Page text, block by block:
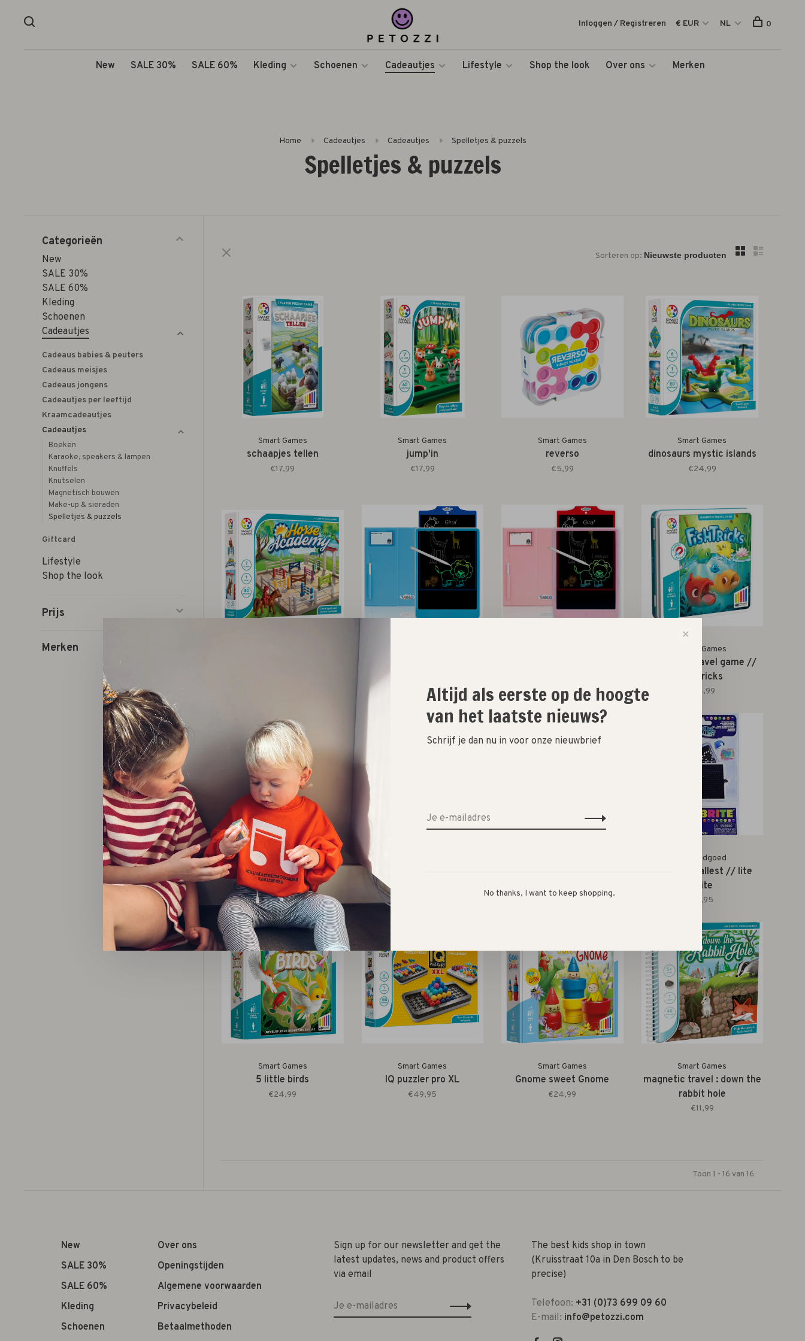
New SALE 30% SALE 60% Kleding Schoenen Cadeautjes Lifestyle Shop the look Over ons Merken
Inloggen / Registreren € EUR NL 0
Home Cadeautjes Cadeautjes Spelletjes & puzzels
Spelletjes & puzzels
Categorieën
New
SALE 30%
SALE 60%
Kleding
Schoenen
Cadeautjes
Cadeaus babies & peuters
Cadeaus meisjes
Cadeaus jongens
Cadeautjes per leeftijd
Kraamcadeautjes
Cadeautjes
Boeken
Karaoke, speakers & lampen
Knuffels
Knutselen
Magnetisch bouwen
Make-up & sieraden
Spelletjes & puzzels
Giftcard
Lifestyle
Shop the look
Prijs
Merken
Sorteren op:
Smart Games
schaapjes tellen
€17,99
Smart Games
jump'in
€17,99
Smart Games
reverso
€5,99
Smart Games
dinosaurs mystic islands
€24,99
Smart Games
magnetic travel game //
fishtricks
€14,99
Smart Games
SmartMax // my first farm
animals
€24,99
Spelendgoed
world's smallest // lite
brite
€9,95
Smart Games
5 little birds
€24,99
Smart Games
IQ puzzler pro XL
€49,95
Smart Games
Gnome sweet Gnome
€24,99
Smart Games
magnetic travel : down the
rabbit hole
€11,99
Toon 1 - 16 van 16
New
SALE 30%
SALE 60%
Kleding
Schoenen
Over ons
Openingstijden
Algemene voorwaarden
Privacybeleid
Betaalmethoden
Sign up for our newsletter and get the
latest updates, news and product offers
via email
The best kids shop in town
(Kruisstraat 10a in Den Bosch to be
precise)
Telefoon: +31 (0)73 699 09 60
E-mail: info@petozzi.com
✕
Altijd als eerste op de hoogte
van het laatste nieuws?
Schrijf je dan nu in voor onze nieuwbrief
No thanks, I want to keep shopping.